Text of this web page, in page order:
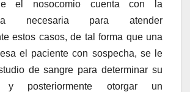
el nosocomio cuenta con la
necesaria para atender
estos casos, de tal forma que una
el paciente con sospecha, se le
de sangre para determinar su
y posteriormente otorgar un